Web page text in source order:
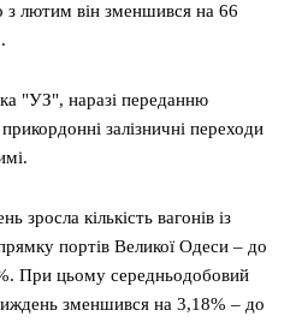
з лютим він зменшився на 66
"УЗ", наразі переданню
залізничні переходи
зросла кількість вагонів із
портів Великої Одеси – до
При цьому середньодобовий
зменшився на 3,18% – до